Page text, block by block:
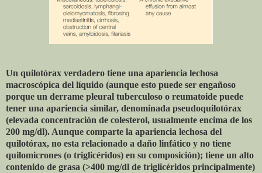
Un quilotórax verdadero tiene una apariencia lechosa
macroscópica del líquido (aunque esto puede ser engañoso
porque un derrame pleural tuberculoso o reumatoide puede
tener una apariencia similar, denominada pseudoquilotórax
(elevada concentración de colesterol, usualmente encima de los
200 mg/dl). Aunque comparte la apariencia lechosa del
quilotórax, no esta relacionado a daño linfático y no tiene
quilomicrones (o triglicéridos) en su composición); tiene un alto
contenido de grasa (>400 mg/dl de triglicéridos principalmente)